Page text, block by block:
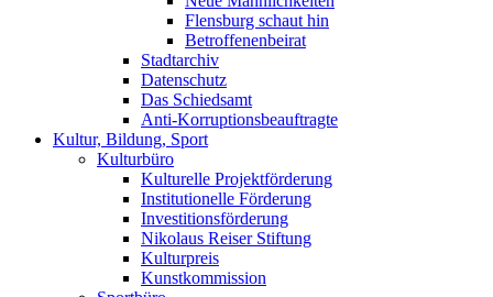
Flensburg schaut hin
Betroffenenbeirat
Stadtarchiv
Datenschutz
Das Schiedsamt
Anti-Korruptionsbeauftragte
Kultur, Bildung, Sport
Kulturbüro
Kulturelle Projektförderung
Institutionelle Förderung
Investitionsförderung
Nikolaus Reiser Stiftung
Kulturpreis
Kunstkommission